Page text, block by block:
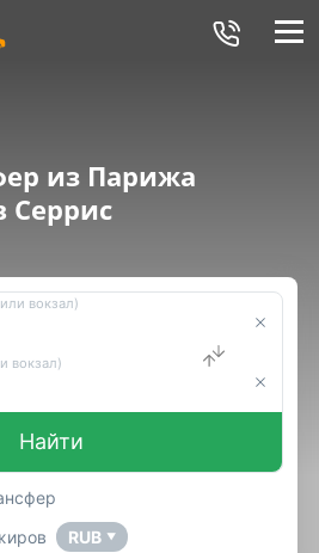
Меню
из Парижа
Серрис
вокзал)
вокзал)
Найти
RUB ▼